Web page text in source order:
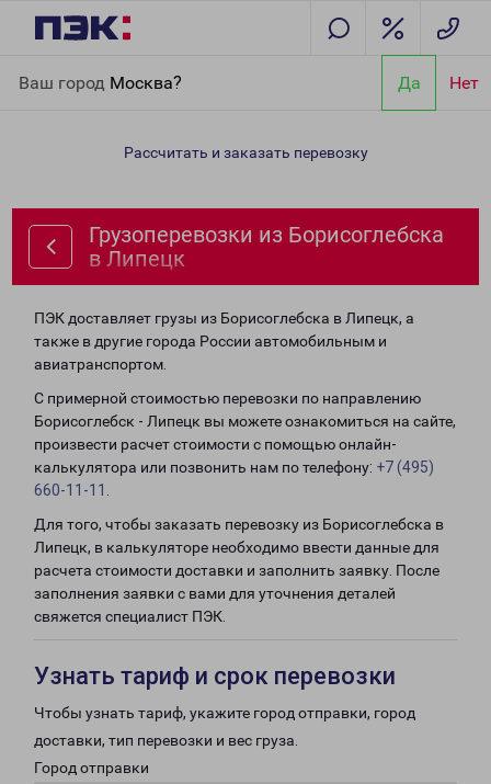
Ваш город Москва? Да Нет
Липецк
Рассчитать и заказать перевозку
Грузоперевозки из Борисоглебска
в Липецк
ПЭК доставляет грузы из Борисоглебска в Липецк, а
также в другие города России автомобильным и
авиатранспортом.
С примерной стоимостью перевозки по направлению
Борисоглебск - Липецк вы можете ознакомиться на сайте,
произвести расчет стоимости с помощью онлайн-
калькулятора или позвонить нам по телефону: +7 (495)
660-11-11
Для того, чтобы заказать перевозку из Борисоглебска в
Липецк, в калькуляторе необходимо ввести данные для
расчета стоимости доставки и заполнить заявку. После
заполнения заявки с вами для уточнения деталей
свяжется специалист ПЭК.
Узнать тариф и срок перевозки
Чтобы узнать тариф, укажите город отправки, город
доставки, тип перевозки и вес груза.
Город отправки